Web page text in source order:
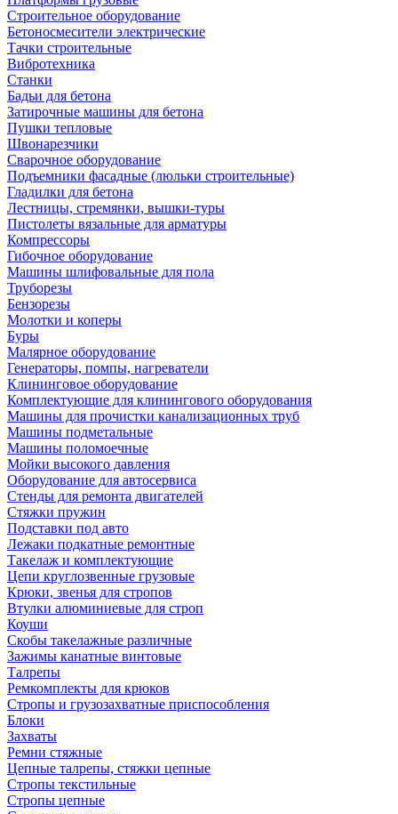
Строительное оборудование
Бетоносмесители электрические
Тачки строительные
Вибротехника
Станки
Бадьи для бетона
Затирочные машины для бетона
Пушки тепловые
Швонарезчики
Сварочное оборудование
Подъемники фасадные (люльки строительные)
Гладилки для бетона
Лестницы, стремянки, вышки-туры
Пистолеты вязальные для арматуры
Компрессоры
Гибочное оборудование
Машины шлифовальные для пола
Труборезы
Бензорезы
Молотки и коперы
Буры
Малярное оборудование
Генераторы, помпы, нагреватели
Клининговое оборудование
Комплектующие для клинингового оборудования
Машины для прочистки канализационных труб
Машины подметальные
Машины поломоечные
Мойки высокого давления
Оборудование для автосервиса
Стенды для ремонта двигателей
Стяжки пружин
Подставки под авто
Лежаки подкатные ремонтные
Такелаж и комплектующие
Цепи круглозвенные грузовые
Крюки, звенья для стропов
Втулки алюминиевые для строп
Коуши
Скобы такелажные различные
Зажимы канатные винтовые
Талрепы
Ремкомплекты для крюков
Стропы и грузозахватные приспособления
Блоки
Захваты
Ремни стяжные
Цепные талрепы, стяжки цепные
Стропы текстильные
Стропы цепные